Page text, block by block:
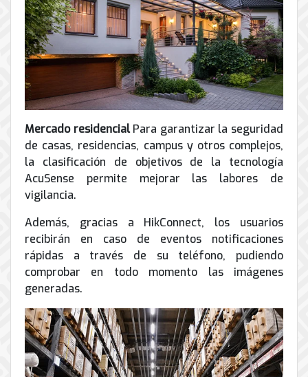
Mercado residencialPara garantizar la seguridad
de casas, residencias, campus y otros complejos,
la clasificación de objetivos de la tecnología
AcuSense permite mejorar las labores de
vigilancia.
Además, gracias a HikConnect, los usuarios
recibirán en caso de eventos notificaciones
rápidas a través de su teléfono, pudiendo
comprobar en todo momento las imágenes
generadas.